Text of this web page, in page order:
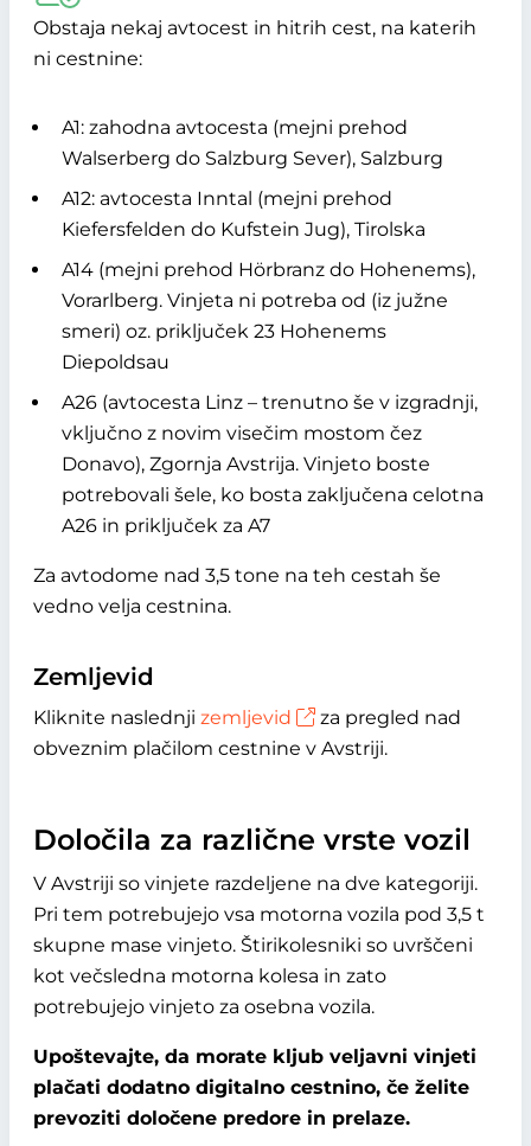
Obstaja nekaj avtocest in hitrih cest, na katerih
ni cestnine:
A1: zahodna avtocesta (mejni prehod
Walserberg do Salzburg Sever), Salzburg
A12: avtocesta Inntal (mejni prehod
Kiefersfelden do Kufstein Jug), Tirolska
A14 (mejni prehod Hörbranz do Hohenems),
Vorarlberg. Vinjeta ni potreba od (iz južne
smeri) oz. priključek 23 Hohenems
Diepoldsau
A26 (avtocesta Linz – trenutno še v izgradnji,
vključno z novim visečim mostom čez
Donavo), Zgornja Avstrija. Vinjeto boste
potrebovali šele, ko bosta zaključena celotna
A26 in priključek za A7
Za avtodome nad 3,5 tone na teh cestah še
vedno velja cestnina.
Zemljevid
Kliknite naslednji zemljevid
za pregled nad
obveznim plačilom cestnine v Avstriji.
Določila za različne vrste vozil
V Avstriji so vinjete razdeljene na dve kategoriji.
Pri tem potrebujejo vsa motorna vozila pod 3,5 t
skupne mase vinjeto. Štirikolesniki so uvrščeni
kot večsledna motorna kolesa in zato
potrebujejo vinjeto za osebna vozila.
Upoštevajte, da morate kljub veljavni vinjeti
plačati dodatno digitalno cestnino, če želite
prevoziti določene predore in prelaze.